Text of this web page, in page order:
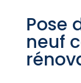
Pose
neuf